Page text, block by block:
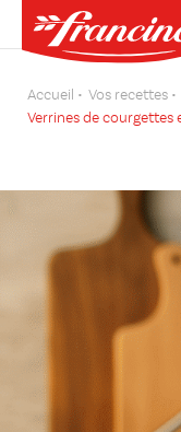
Accueil Vos recettes
Verrines de courgettes